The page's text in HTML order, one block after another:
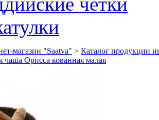
магазин "Saatva" > Каталог продукции
Орисса кованная малая